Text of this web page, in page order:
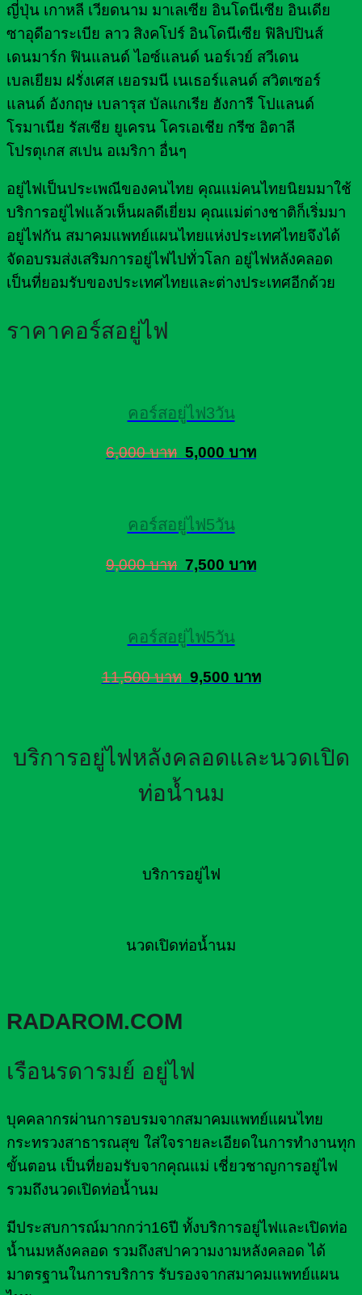
ญี่ปุ่น เกาหลี เวียดนาม มาเลเซีย อินโดนีเซีย อินเดีย
ซาอุดีอาระเบีย ลาว สิงคโปร์ อินโดนีเซีย ฟิลิปปินส์
เดนมาร์ก ฟินแลนด์ ไอซ์แลนด์ นอร์เวย์ สวีเดน
เบลเยียม ฝรั่งเศส เยอรมนี เนเธอร์แลนด์ สวิตเซอร์
แลนด์ อังกฤษ เบลารุส บัลแกเรีย ฮังการี โปแลนด์
โรมาเนีย รัสเซีย ยูเครน โครเอเชีย กรีซ อิตาลี
โปรตุเกส สเปน อเมริกา อื่นๆ
อยู่ไฟเป็นประเพณีของคนไทย คุณแม่คนไทยนิยมมาใช้
บริการอยู่ไฟแล้วเห็นผลดีเยี่ยม คุณแม่ต่างชาติก็เริ่มมา
อยู่ไฟกัน สมาคมแพทย์แผนไทยแห่งประเทศไทยจึงได้
จัดอบรมส่งเสริมการอยู่ไฟไปทั่วโลก อยู่ไฟหลังคลอด
เป็นที่ยอมรับของประเทศไทยและต่างประเทศอีกด้วย
ราคาคอร์สอยู่ไฟ
คอร์สอยู่ไฟ3วัน
6,000 บาท 5,000 บาท
คอร์สอยู่ไฟ5วัน
9,000 บาท 7,500 บาท
คอร์สอยู่ไฟ5วัน
11,500 บาท 9,500 บาท
บริการอยู่ไฟหลังคลอดและนวดเปิด
ท่อน้ำนม
บริการอยู่ไฟ
นวดเปิดท่อน้ำนม
RADAROM.COM
เรือนรดารมย์ อยู่ไฟ
บุคคลากรผ่านการอบรมจากสมาคมแพทย์แผนไทย
กระทรวงสาธารณสุข ใส่ใจรายละเอียดในการทำงานทุก
ขั้นตอน เป็นที่ยอมรับจากคุณแม่ เชี่ยวชาญการอยู่ไฟ
รวมถึงนวดเปิดท่อน้ำนม
มีประสบการณ์มากกว่า16ปี ทั้งบริการอยู่ไฟและเปิดท่อ
น้ำนมหลังคลอด รวมถึงสปาความงามหลังคลอด ได้
มาตรฐานในการบริการ รับรองจากสมาคมแพทย์แผน